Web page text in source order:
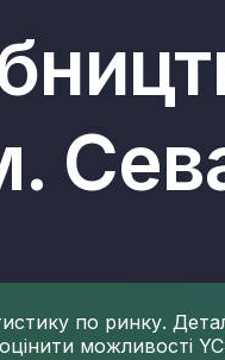
по ринку.
можливості